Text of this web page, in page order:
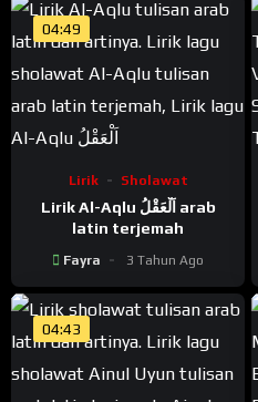
04:49
Lirik Sholawat
Lirik Al-Aqlu اَلْعَقْلُ arab
latin terjemah
Fayra 3 Tahun Ago
04:43